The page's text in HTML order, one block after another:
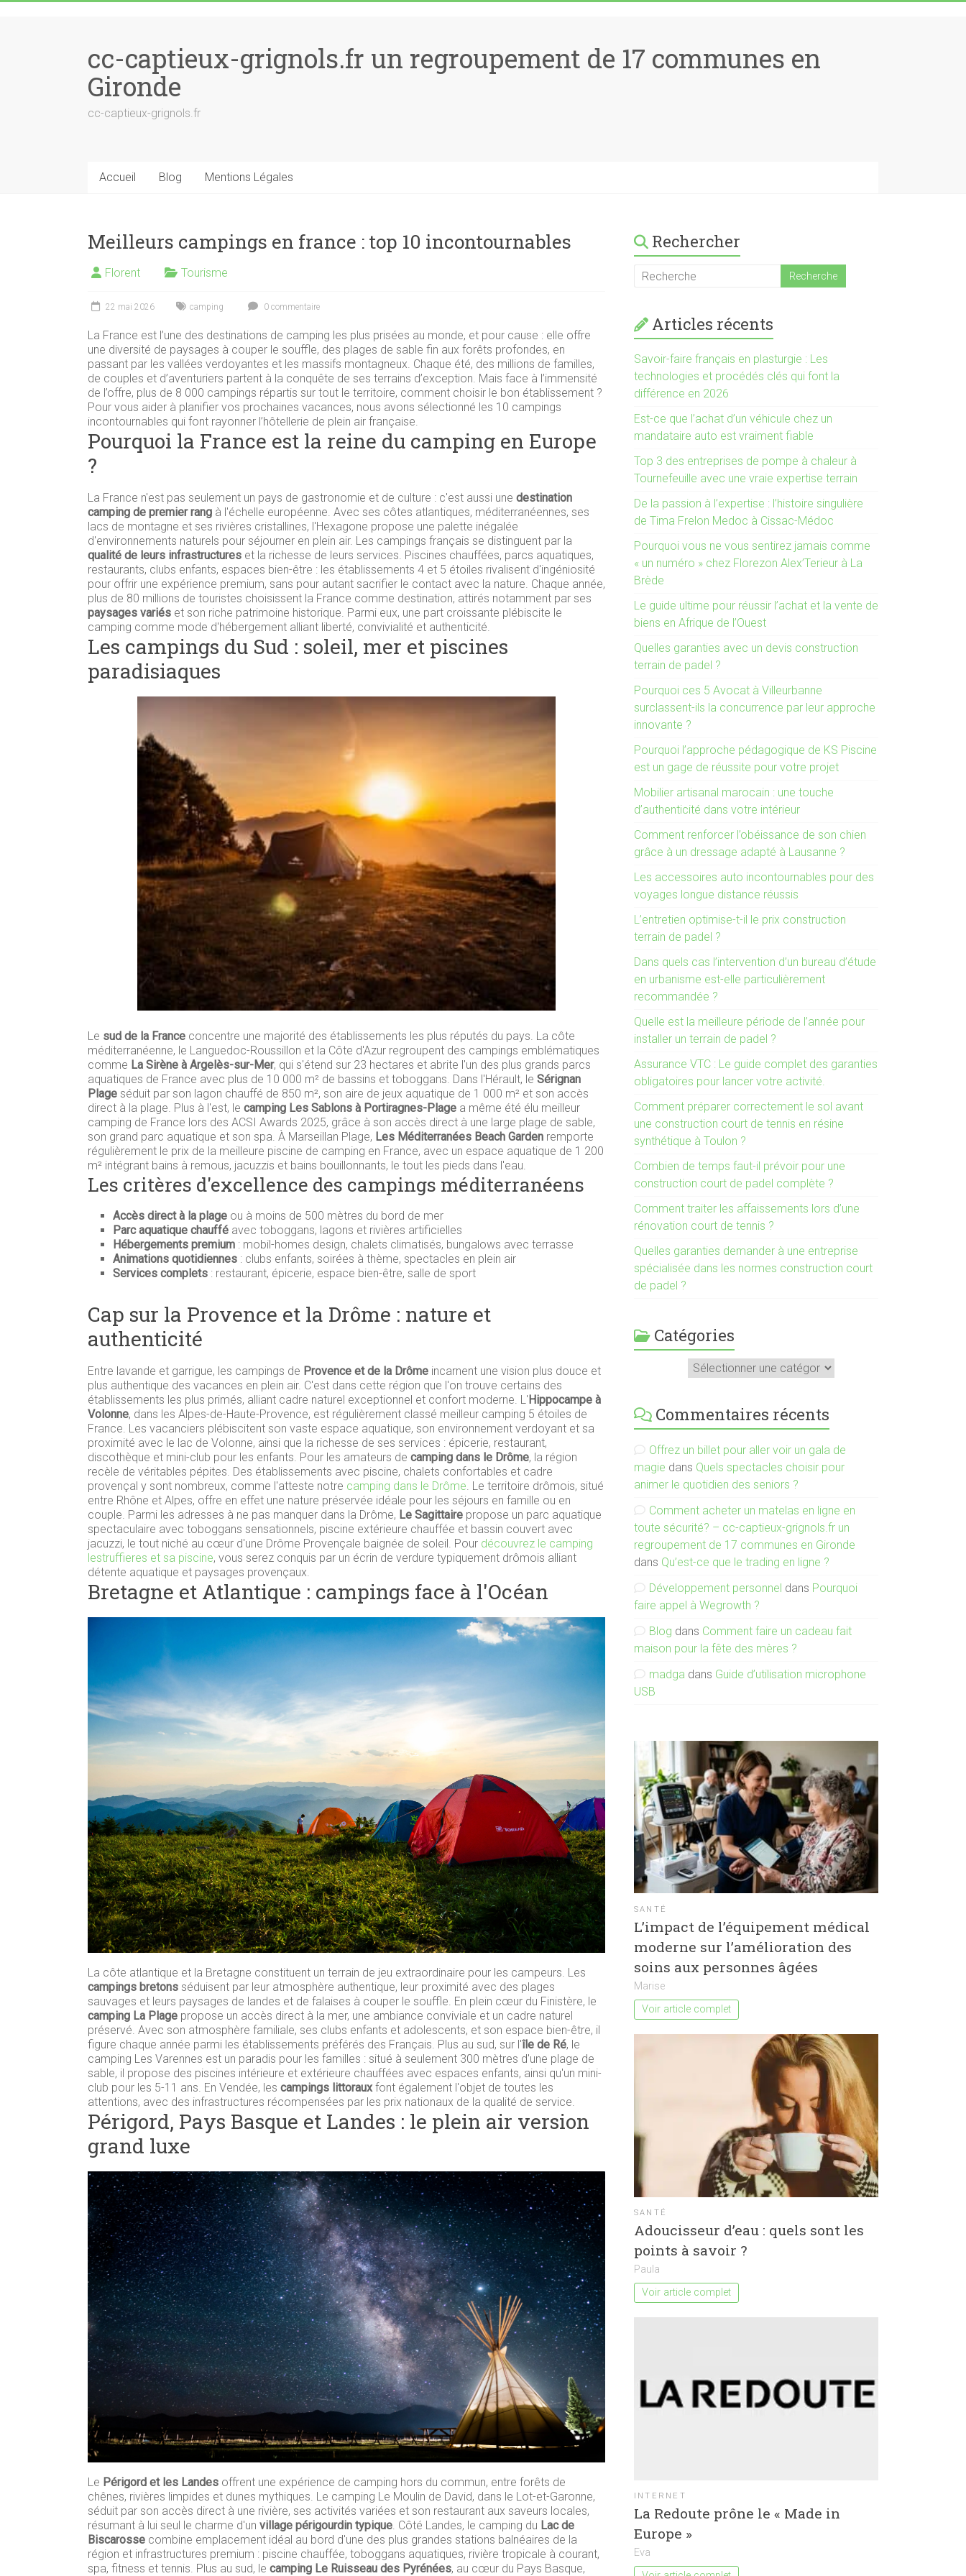
cc-captieux-grignols.fr un regroupement de 17 communes en
Gironde
cc-captieux-grignols.fr
Accueil Blog Mentions Légales
Meilleurs campings en france : top 10 incontournables
Florent Tourisme
22 mai 2026 camping 0 commentaire
La France est l’une des destinations de camping les plus prisées au monde, et pour cause : elle offre
une diversité de paysages à couper le souffle, des plages de sable fin aux forêts profondes, en
passant par les vallées verdoyantes et les massifs montagneux. Chaque été, des millions de familles,
de couples et d’aventuriers partent à la conquête de ses terrains d’exception. Mais face à l’immensité
de l’offre, plus de 8 000 campings répartis sur tout le territoire, comment choisir le bon établissement ?
Pour vous aider à planifier vos prochaines vacances, nous avons sélectionné les 10 campings
incontournables qui font rayonner l’hôtellerie de plein air française.
Pourquoi la France est la reine du camping en Europe
?
La France n'est pas seulement un pays de gastronomie et de culture : c'est aussi une destination
camping de premier rang à l'échelle européenne. Avec ses côtes atlantiques, méditerranéennes, ses
lacs de montagne et ses rivières cristallines, l'Hexagone propose une palette inégalée
d'environnements naturels pour séjourner en plein air. Les campings français se distinguent par la
qualité de leurs infrastructures et la richesse de leurs services. Piscines chauffées, parcs aquatiques,
restaurants, clubs enfants, espaces bien-être : les établissements 4 et 5 étoiles rivalisent d'ingéniosité
pour offrir une expérience premium, sans pour autant sacrifier le contact avec la nature. Chaque année,
plus de 80 millions de touristes choisissent la France comme destination, attirés notamment par ses
paysages variés et son riche patrimoine historique. Parmi eux, une part croissante plébiscite le
camping comme mode d'hébergement alliant liberté, convivialité et authenticité.
Les campings du Sud : soleil, mer et piscines
paradisiaques
Le sud de la France concentre une majorité des établissements les plus réputés du pays. La côte
méditerranéenne, le Languedoc-Roussillon et la Côte d'Azur regroupent des campings emblématiques
comme La Sirène à Argelès-sur-Mer, qui s'étend sur 23 hectares et abrite l'un des plus grands parcs
aquatiques de France avec plus de 10 000 m² de bassins et toboggans. Dans l'Hérault, le Sérignan
Plage séduit par son lagon chauffé de 850 m², son aire de jeux aquatique de 1 000 m² et son accès
direct à la plage. Plus à l'est, le camping Les Sablons à Portiragnes-Plage a même été élu meilleur
camping de France lors des ACSI Awards 2025, grâce à son accès direct à une large plage de sable,
son grand parc aquatique et son spa. À Marseillan Plage, Les Méditerranées Beach Garden remporte
régulièrement le prix de la meilleure piscine de camping en France, avec un espace aquatique de 1 200
m² intégrant bains à remous, jacuzzis et bains bouillonnants, le tout les pieds dans l'eau.
Les critères d'excellence des campings méditerranéens
Accès direct à la plage ou à moins de 500 mètres du bord de mer
Parc aquatique chauffé avec toboggans, lagons et rivières artificielles
Hébergements premium : mobil-homes design, chalets climatisés, bungalows avec terrasse
Animations quotidiennes : clubs enfants, soirées à thème, spectacles en plein air
Services complets : restaurant, épicerie, espace bien-être, salle de sport
Cap sur la Provence et la Drôme : nature et
authenticité
Entre lavande et garrigue, les campings de Provence et de la Drôme incarnent une vision plus douce et
plus authentique des vacances en plein air. C'est dans cette région que l'on trouve certains des
établissements les plus primés, alliant cadre naturel exceptionnel et confort moderne. L'Hippocampe à
Volonne, dans les Alpes-de-Haute-Provence, est régulièrement classé meilleur camping 5 étoiles de
France. Les vacanciers plébiscitent son vaste espace aquatique, son environnement verdoyant et sa
proximité avec le lac de Volonne, ainsi que la richesse de ses services : épicerie, restaurant,
discothèque et mini-club pour les enfants. Pour les amateurs de camping dans le Drôme, la région
recèle de véritables pépites. Des établissements avec piscine, chalets confortables et cadre
provençal y sont nombreux, comme l'atteste notre camping dans le Drôme. Le territoire drômois, situé
entre Rhône et Alpes, offre en effet une nature préservée idéale pour les séjours en famille ou en
couple. Parmi les adresses à ne pas manquer dans la Drôme, Le Sagittaire propose un parc aquatique
spectaculaire avec toboggans sensationnels, piscine extérieure chauffée et bassin couvert avec
jacuzzi, le tout niché au cœur d'une Drôme Provençale baignée de soleil. Pour découvrez le camping
lestruffieres et sa piscine, vous serez conquis par un écrin de verdure typiquement drômois alliant
détente aquatique et paysages provençaux.
Bretagne et Atlantique : campings face à l'Océan
La côte atlantique et la Bretagne constituent un terrain de jeu extraordinaire pour les campeurs. Les
campings bretons séduisent par leur atmosphère authentique, leur proximité avec des plages
sauvages et leurs paysages de landes et de falaises à couper le souffle. En plein cœur du Finistère, le
camping La Plage propose un accès direct à la mer, une ambiance conviviale et un cadre naturel
préservé. Avec son atmosphère familiale, ses clubs enfants et adolescents, et son espace bien-être, il
figure chaque année parmi les établissements préférés des Français. Plus au sud, sur l'île de Ré, le
camping Les Varennes est un paradis pour les familles : situé à seulement 300 mètres d'une plage de
sable, il propose des piscines intérieure et extérieure chauffées avec espaces enfants, ainsi qu'un mini-
club pour les 5-11 ans. En Vendée, les campings littorauxfont également l'objet de toutes les
attentions, avec des infrastructures récompensées par les prix nationaux de la qualité de service.
Périgord, Pays Basque et Landes : le plein air version
grand luxe
Le Périgord et les Landes offrent une expérience de camping hors du commun, entre forêts de
chênes, rivières limpides et dunes mythiques. Le camping Le Moulin de David, dans le Lot-et-Garonne,
séduit par son accès direct à une rivière, ses activités variées et son restaurant aux saveurs locales,
résumant à lui seul le charme d'un village périgourdin typique. Côté Landes, le camping du Lac de
Biscarosse combine emplacement idéal au bord d'une des plus grandes stations balnéaires de la
région et infrastructures premium : piscine chauffée, toboggans aquatiques, rivière tropicale à courant,
spa, fitness et tennis. Plus au sud, le camping Le Ruisseau des Pyrénées, au cœur du Pays Basque,
Rechercher
Articles récents
Savoir-faire français en plasturgie : Les
technologies et procédés clés qui font la
différence en 2026
Est-ce que l’achat d’un véhicule chez un
mandataire auto est vraiment fiable
Top 3 des entreprises de pompe à chaleur à
Tournefeuille avec une vraie expertise terrain
De la passion à l’expertise : l’histoire singulière
de Tima Frelon Medoc à Cissac-Médoc
Pourquoi vous ne vous sentirez jamais comme
« un numéro » chez Florezon Alex’Terieur à La
Brède
Le guide ultime pour réussir l’achat et la vente de
biens en Afrique de l’Ouest
Quelles garanties avec un devis construction
terrain de padel ?
Pourquoi ces 5 Avocat à Villeurbanne
surclassent-ils la concurrence par leur approche
innovante ?
Pourquoi l’approche pédagogique de KS Piscine
est un gage de réussite pour votre projet
Mobilier artisanal marocain : une touche
d’authenticité dans votre intérieur
Comment renforcer l’obéissance de son chien
grâce à un dressage adapté à Lausanne ?
Les accessoires auto incontournables pour des
voyages longue distance réussis
L’entretien optimise-t-il le prix construction
terrain de padel ?
Dans quels cas l’intervention d’un bureau d’étude
en urbanisme est-elle particulièrement
recommandée ?
Quelle est la meilleure période de l’année pour
installer un terrain de padel ?
Assurance VTC : Le guide complet des garanties
obligatoires pour lancer votre activité.
Comment préparer correctement le sol avant
une construction court de tennis en résine
synthétique à Toulon ?
Combien de temps faut-il prévoir pour une
construction court de padel complète ?
Comment traiter les affaissements lors d’une
rénovation court de tennis ?
Quelles garanties demander à une entreprise
spécialisée dans les normes construction court
de padel ?
Catégories
Commentaires récents
Offrez un billet pour aller voir un gala de
magie dans Quels spectacles choisir pour
animer le quotidien des seniors ?
Comment acheter un matelas en ligne en
toute sécurité? – cc-captieux-grignols.fr un
regroupement de 17 communes en Gironde
dans Qu’est-ce que le trading en ligne ?
Développement personnel dans Pourquoi
faire appel à Wegrowth ?
Blog dans Comment faire un cadeau fait
maison pour la fête des mères ?
madga dans Guide d’utilisation microphone
USB
SANTÉ
L’impact de l’équipement médical
moderne sur l’amélioration des
soins aux personnes âgées
Marise
Voir article complet
SANTÉ
Adoucisseur d’eau : quels sont les
points à savoir ?
Paula
Voir article complet
INTERNET
La Redoute prône le « Made in
Europe »
Eva